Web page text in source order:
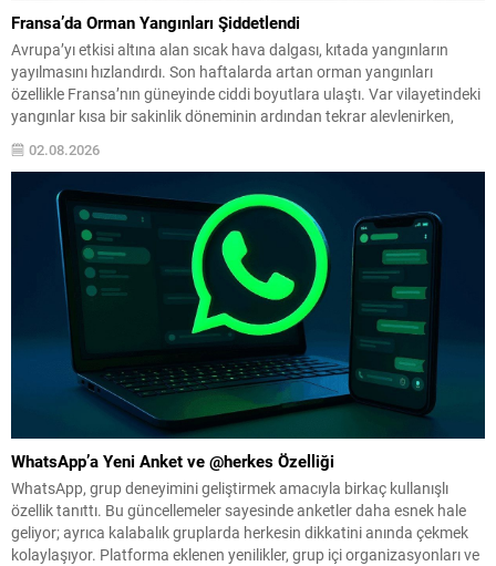
Fransa’da Orman Yangınları Şiddetlendi
Avrupa’yı etkisi altına alan sıcak hava dalgası, kıtada yangınların
yayılmasını hızlandırdı. Son haftalarda artan orman yangınları
özellikle Fransa’nın güneyinde ciddi boyutlara ulaştı. Var vilayetindeki
yangınlar kısa bir sakinlik döneminin ardından tekrar alevlenirken,
bölgeye hızlı ve yoğun bir müdahale gerçekleştirildi. Havadan ve
karadan yapılan operasyonlarla alevlere karşı mücadele sürüyor.
02.08.2026
WhatsApp’a Yeni Anket ve @herkes Özelliği
WhatsApp, grup deneyimini geliştirmek amacıyla birkaç kullanışlı
özellik tanıttı. Bu güncellemeler sayesinde anketler daha esnek hale
geliyor; ayrıca kalabalık gruplarda herkesin dikkatini anında çekmek
kolaylaşıyor. Platforma eklenen yenilikler, grup içi organizasyonları ve